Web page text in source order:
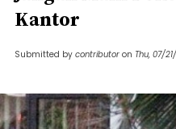
Kantor
Submitted by contributor on Thu, 07/